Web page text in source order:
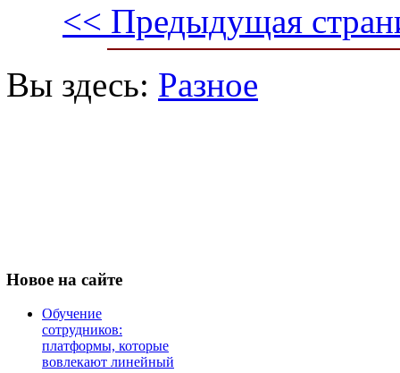
<< Предыдущая
Вы здесь: Разное
Новое на сайте
Обучение
сотрудников:
платформы, которые
вовлекают линейный